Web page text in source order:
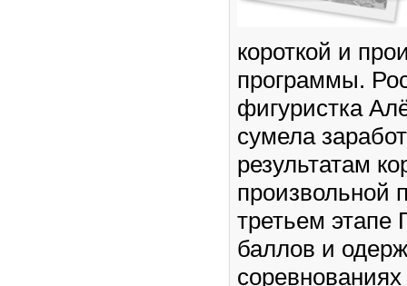
короткой и
программы.
фигуристка
сумела
результатам
произвольной
третьем этапе
баллов и